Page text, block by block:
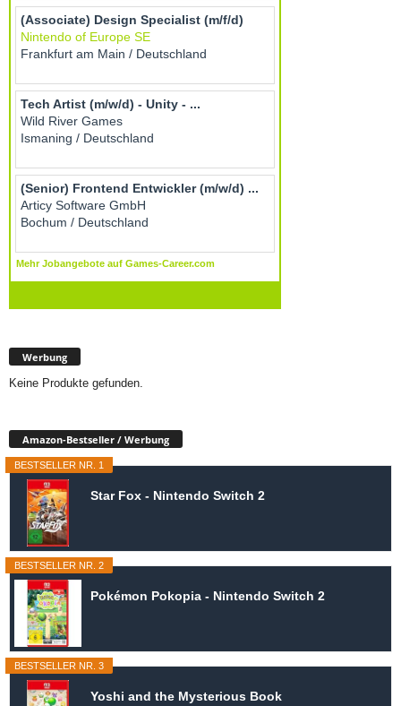
Werbung
Keine Produkte gefunden.
Amazon-Bestseller / Werbung
BESTSELLER NR. 1
Star Fox - Nintendo Switch 2
BESTSELLER NR. 2
Pokémon Pokopia - Nintendo Switch 2
BESTSELLER NR. 3
Yoshi and the Mysterious Book